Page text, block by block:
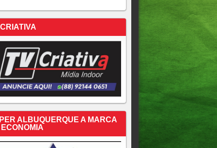
ALBUQUERQUE A MARCA
ECONOMIA